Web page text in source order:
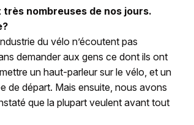
nombreuses de nos jours.
du vélo n’écoutent pas
demander aux gens ce dont ils ont
un haut-parleur sur le vélo, et un
de départ. Mais ensuite, nous avons
que la plupart veulent avant tout